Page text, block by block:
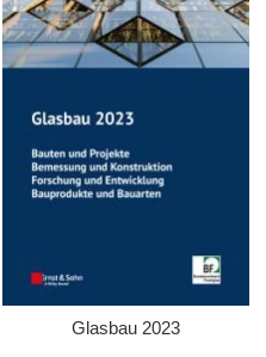
Glasbau 2023